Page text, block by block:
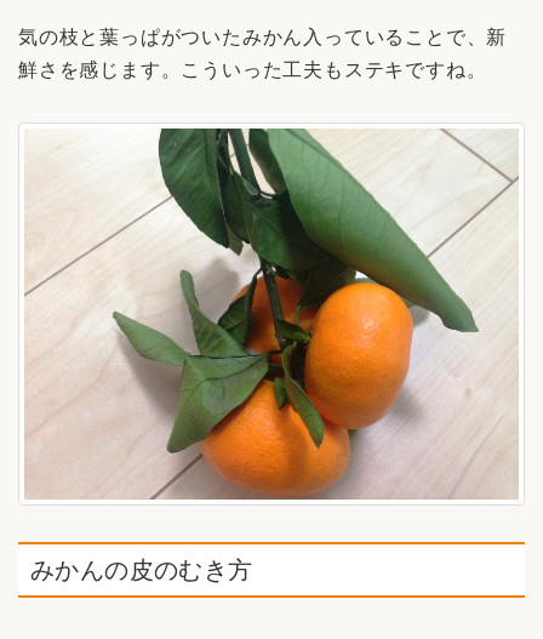
気の枝と葉っぱがついたみかん入っていることで、新
鮮さを感じます。こういった工夫もステキですね。
みかんの皮のむき方